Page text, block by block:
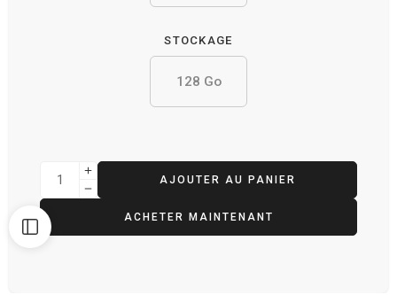
STOCKAGE
128 Go
AJOUTER AU PANIER
ACHETER MAINTENANT